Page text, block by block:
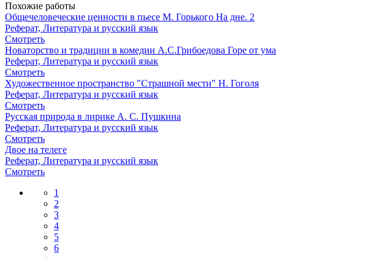
Похожие работы
Общечеловеческие ценности в пьесе М. Горького На дне. 2
Реферат, Литература и русский язык
Смотреть
Новаторство и традиции в комедии А.С.Грибоедова Горе от ума
Реферат, Литература и русский язык
Смотреть
Художественное пространство "Страшной мести" Н. Гоголя
Реферат, Литература и русский язык
Смотреть
Русская природа в лирике А. С. Пушкина
Реферат, Литература и русский язык
Смотреть
Двое на телеге
Реферат, Литература и русский язык
Смотреть
1
2
3
4
5
6